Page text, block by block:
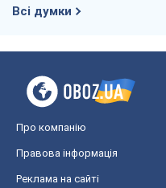
Всі думки
Про компанію
Правова інформація
Реклама на сайті